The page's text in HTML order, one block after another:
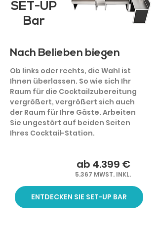
SET-UP
Bar
Nach Belieben biegen
Ob links oder rechts, die Wahl ist
Ihnen überlassen. So wie sich Ihr
Raum für die Cocktailzubereitung
vergrößert, vergrößert sich auch
der Raum für Ihre Gäste. Arbeiten
Sie ungestört auf beiden Seiten
Ihres Cocktail-Station.
ab 4.399 €
5.367 MWST. INKL.
ENTDECKEN SIE SET-UP BAR